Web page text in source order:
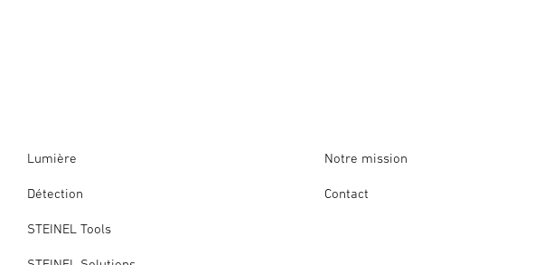
Lumière
Détection
STEINEL Tools
Notre mission
Contact